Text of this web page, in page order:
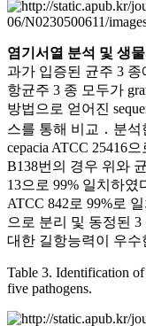
염기서열 분석 및 생
과가 입증된 균주 3 종
항균주 3 종 모두가
방법으로 얻어진
스를 통해 비교 ․ 분석
cepacia ATCC 25416
B138번의 경우 위와
13으로 99% 일치하였
ATCC 842로 99%로
으로 분리 및 동정된
대한 길항능력이 우
Table 3. Identification
five pathogens.